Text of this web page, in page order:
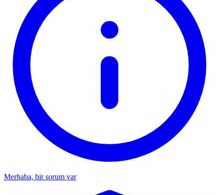
Merhaba, bir sorum var